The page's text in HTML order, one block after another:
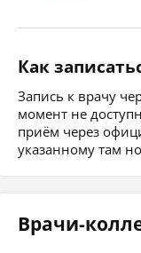
Как
Запись к врачу
момент не
приём через
указанному там
Врачи-